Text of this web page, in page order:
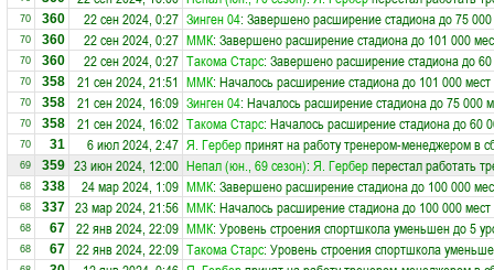
70 360 22 сен 2024, 0:27 Зинген 04: Завершено расширение стадиона до 75
70 360 22 сен 2024, 0:27 ММК: Завершено расширение стадиона до 101 000
70 360 22 сен 2024, 0:27 Такома Старс: Завершено расширение стадиона до
70 358 21 сен 2024, 21:51 ММК: Началось расширение стадиона до 101 000 мест
70 358 21 сен 2024, 16:09 Зинген 04: Началось расширение стадиона до 75 000
70 358 21 сен 2024, 16:02 Такома Старс: Началось расширение стадиона до 60
70 31 6 июл 2024, 2:47 Я. Герберпринят на работу тренером-менеджером в
69 359 23 июн 2024, 12:00 Непал (юн., 69 сезон): Я. Герберперестал работать
68 338 24 мар 2024, 1:09 ММК: Завершено расширение стадиона до 100 000
68 337 23 мар 2024, 21:56 ММК: Началось расширение стадиона до 100 000 мест
68 67 22 янв 2024, 22:09 ММК: Уровень строения спортшкола уменьшен до 5
68 67 22 янв 2024, 22:09 Такома Старс: Уровень строения спортшкола